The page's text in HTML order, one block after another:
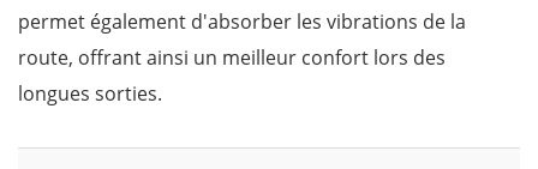
permet également d'absorber les vibrations de la
route, offrant ainsi un meilleur confort lors des
longues sorties.